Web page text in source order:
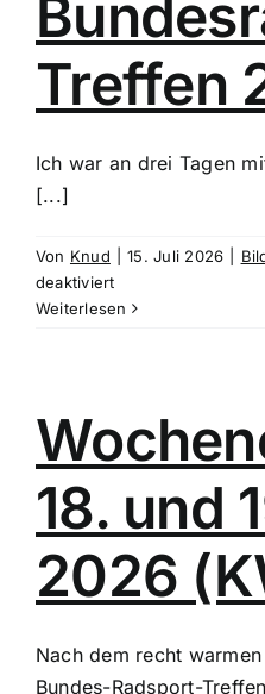
Treffen
Ich war an drei Tagen
[...]
Von Knud 15. Juli 2026
deaktiviertfür
Bilder
Weiterlesen
18. und
2026
Nach dem recht
Bundes-Radsport-